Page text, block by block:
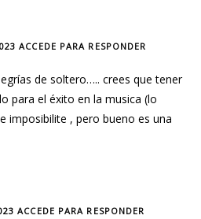
ACCEDE PARA RESPONDER
de soltero….. crees que tener
para el éxito en la musica (lo
imposibilite , pero bueno es una
ACCEDE PARA RESPONDER